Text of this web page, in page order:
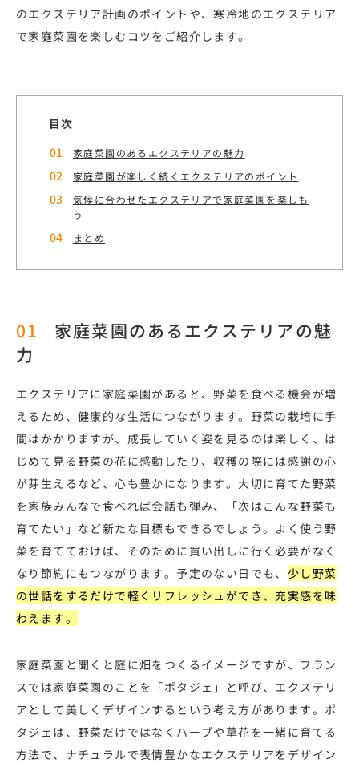
のエクステリア計画のポイントや、寒冷地のエクステリア
で家庭菜園を楽しむコツをご紹介します。
目次
家庭菜園のあるエクステリアの魅力
家庭菜園が楽しく続くエクステリアのポイント
気候に合わせたエクステリアで家庭菜園を楽しも
う
まとめ
家庭菜園のあるエクステリアの魅
力
エクステリアに家庭菜園があると、野菜を食べる機会が増
えるため、健康的な生活につながります。野菜の栽培に手
間はかかりますが、成長していく姿を見るのは楽しく、は
じめて見る野菜の花に感動したり、収穫の際には感謝の心
が芽生えるなど、心も豊かになります。大切に育てた野菜
を家族みんなで食べれば会話も弾み、「次はこんな野菜も
育てたい」など新たな目標もできるでしょう。よく使う野
菜を育てておけば、そのために買い出しに行く必要がなく
なり節約にもつながります。予定のない日でも、 少し野菜
の世話をするだけで軽くリフレッシュができ、充実感を味
わえます。
家庭菜園と聞くと庭に畑をつくるイメージですが、フラン
スでは家庭菜園のことを「ポタジェ」と呼び、エクステリ
アとして美しくデザインするという考え方があります。ポ
タジェは、野菜だけではなくハーブや草花を一緒に育てる
方法で、ナチュラルで表情豊かなエクステリアをデザイン